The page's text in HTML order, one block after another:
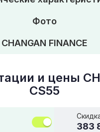
Фото
CHANGAN FINANCE
и цены
CS55
383